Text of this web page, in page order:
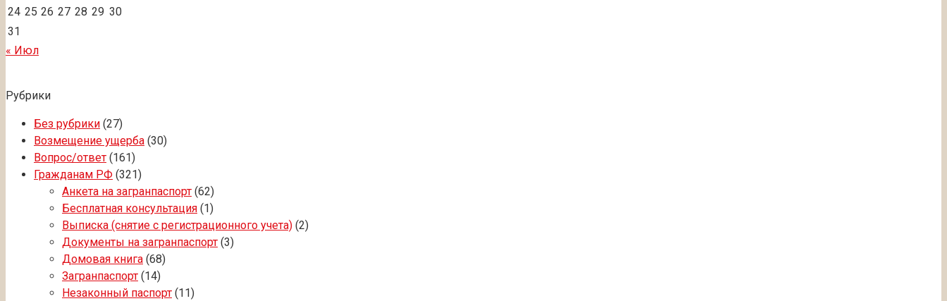
24 25 26 27 28 29 30
31
« Июл
Рубрики
Без рубрики (27)
Возмещение ущерба (30)
Вопрос/ответ (161)
Гражданам РФ (321)
Анкета на загранпаспорт (62)
Бесплатная консультация (1)
Выписка (снятие с регистрационного учета) (2)
Документы на загранпаспорт (3)
Домовая книга (68)
Загранпаспорт (14)
Незаконный паспорт (11)